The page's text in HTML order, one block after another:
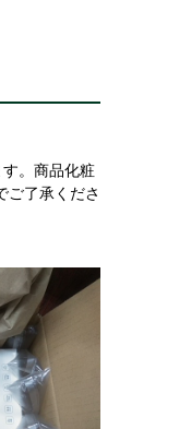
。商品化粧
ご了承くださ